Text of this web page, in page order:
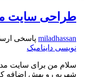
طراحی سایت
miladhassan پاسخی
نویسی داینامیک
سلام من برای سایت
شهریه رو بهش اضافه